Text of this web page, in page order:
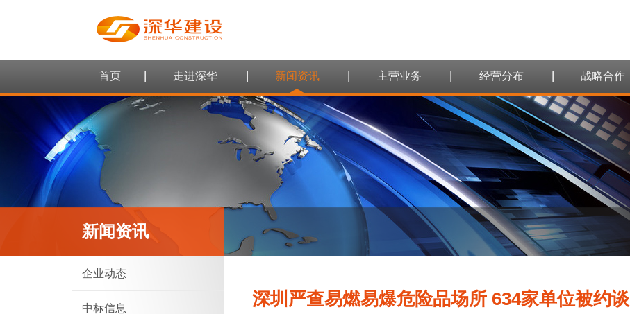
首页 走进深华 新闻资讯 主营业务 经营分布 战略合作
新闻资讯
企业动态
中标信息 深圳严查易燃易爆危险品场所 634家单位被约谈